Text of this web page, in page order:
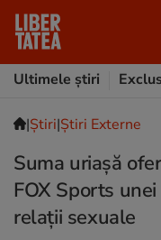
Ultimele știri
|Ştiri|Știri Externe
Suma uriașă
FOX Sports
relații sexuale